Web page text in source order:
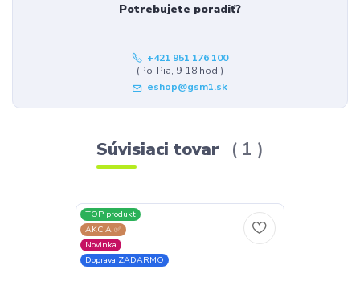
Potrebujete poradiť?
+421 951 176 100
(Po-Pia, 9-18 hod.)
eshop@gsm1.sk
Súvisiaci tovar 1
TOP produkt
AKCIA ✅
Novinka
Doprava ZADARMO